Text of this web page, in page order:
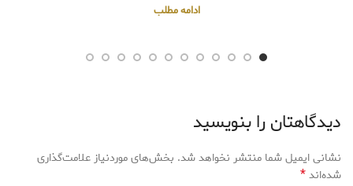
ادامه مطلب
دیدگاهتان را بنویسید
نشانی ایمیل شما منتشر نخواهد شد. بخش‌های موردنیاز علامت‌گذاری
شده‌اند*